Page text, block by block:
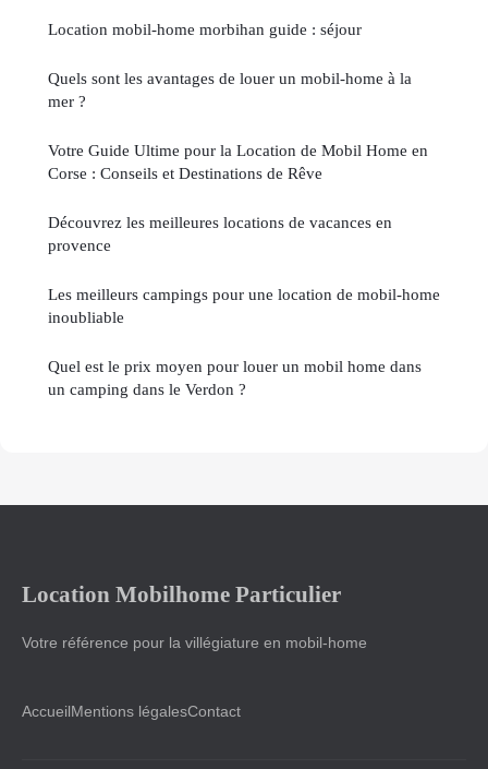
Location mobil-home morbihan guide : séjour
Quels sont les avantages de louer un mobil-home à la
mer ?
Votre Guide Ultime pour la Location de Mobil Home en
Corse : Conseils et Destinations de Rêve
Découvrez les meilleures locations de vacances en
provence
Les meilleurs campings pour une location de mobil-home
inoubliable
Quel est le prix moyen pour louer un mobil home dans
un camping dans le Verdon ?
Location Mobilhome Particulier
Votre référence pour la villégiature en mobil-home
AccueilMentions légalesContact